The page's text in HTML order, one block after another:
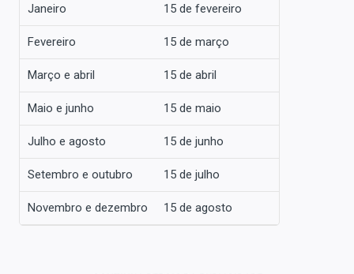
Janeiro 15 de fevereiro
Fevereiro 15 de março
Março e abril 15 de abril
Maio e junho 15 de maio
Julho e agosto 15 de junho
Setembro e outubro 15 de julho
Novembro e dezembro 15 de agosto